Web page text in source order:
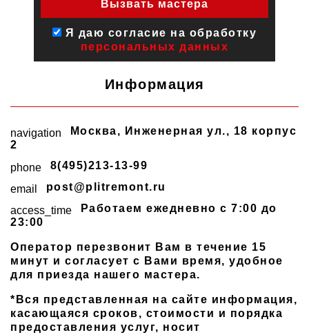
Я даю согласие на обработку
персональных данных
Информация
navigation Москва, Инженерная ул., 18 корпус
2
phone
8(495)213-13-99
email
post@plitremont.ru
access_time
Работаем ежедневно c 7:00 до
23:00
Оператор перезвонит Вам в течение 15
минут и согласует с Вами время, удобное
для приезда нашего мастера.
*Вся представленная на сайте информация,
касающаяся сроков, стоимости и порядка
предоставления услуг, носит